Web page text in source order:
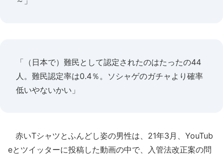
「（日本で）難民として認定されたのはたったの44
人。難民認定率は0.4％。ソシャゲのガチャより確率
低いやないかい」
赤いTシャツとふんどし姿の男性は、21年3月、YouTub
eとツイッターに投稿した動画の中で、入管法改正案の問